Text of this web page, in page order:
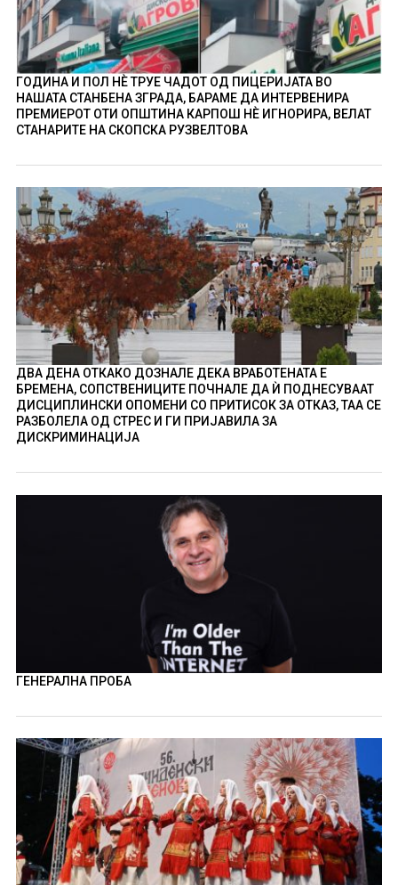
ГОДИНА И ПОЛ НÈ ТРУЕ ЧАДОТ ОД ПИЦЕРИЈАТА ВО
НАШАТА СТАНБЕНА ЗГРАДА, БАРАМЕ ДА ИНТЕРВЕНИРА
ПРЕМИЕРОТ ОТИ ОПШТИНА КАРПОШ НÈ ИГНОРИРА, ВЕЛАТ
СТАНАРИТЕ НА СКОПСКА РУЗВЕЛТОВА
ДВА ДЕНА ОТКАКО ДОЗНАЛЕ ДЕКА ВРАБОТЕНАТА Е
БРЕМЕНА, СОПСТВЕНИЦИТЕ ПОЧНАЛЕ ДА Ѝ ПОДНЕСУВААТ
ДИСЦИПЛИНСКИ ОПОМЕНИ СО ПРИТИСОК ЗА ОТКАЗ, ТАА СЕ
РАЗБОЛЕЛА ОД СТРЕС И ГИ ПРИЈАВИЛА ЗА
ДИСКРИМИНАЦИЈА
ГЕНЕРАЛНА ПРОБА